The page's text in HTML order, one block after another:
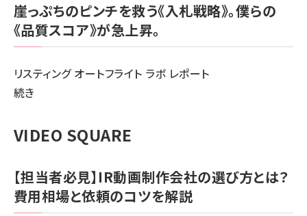
崖っぷちのピンチを救う《入札戦略》。僕らの
《品質スコア》が急上昇。
リスティング オートフライト ラボ レポート
リ
ティ
グ
オー
ト
続き
VIDEO SQUARE
【担当者必見】IR動画制作会社の選び方とは？
費用相場と依頼のコツを解説